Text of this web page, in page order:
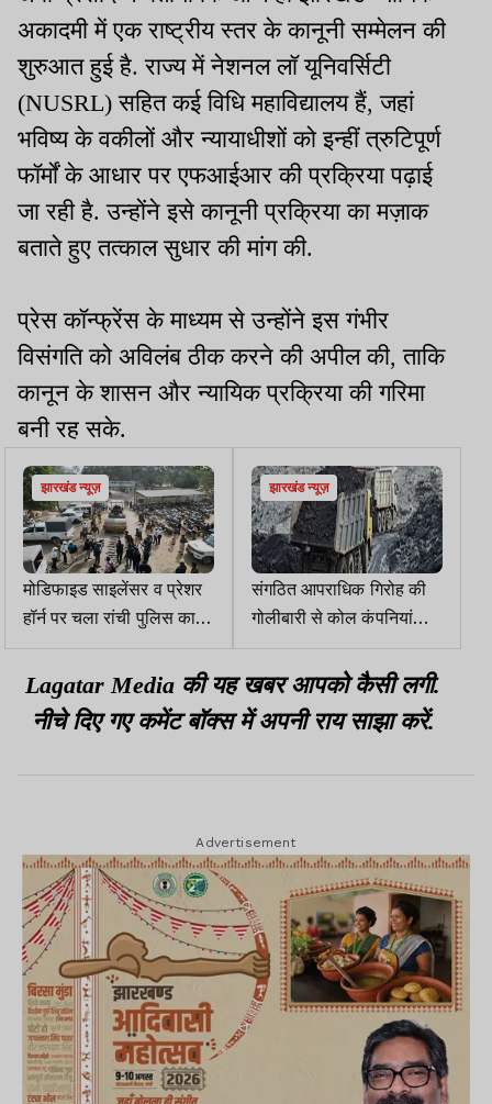
अकादमी में एक राष्ट्रीय स्तर के कानूनी सम्मेलन की
शुरुआत हुई है. राज्य में नेशनल लॉ यूनिवर्सिटी
(NUSRL) सहित कई विधि महाविद्यालय हैं, जहां
भविष्य के वकीलों और न्यायाधीशों को इन्हीं त्रुटिपूर्ण
फॉर्मों के आधार पर एफआईआर की प्रक्रिया पढ़ाई
जा रही है. उन्होंने इसे कानूनी प्रक्रिया का मज़ाक
बताते हुए तत्काल सुधार की मांग की.
प्रेस कॉन्फ्रेंस के माध्यम से उन्होंने इस गंभीर
विसंगति को अविलंब ठीक करने की अपील की, ताकि
कानून के शासन और न्यायिक प्रक्रिया की गरिमा
बनी रह सके.
झारखंड न्यूज़
मोडिफाइड साइलेंसर व प्रेशर
हॉर्न पर चला रांची पुलिस का
बुलडोजर, सभी को किया
डिस्ट्रॉय
झारखंड न्यूज़
संगठित आपराधिक गिरोह की
गोलीबारी से कोल कंपनियां
प्रभावित, कारोबारी दहशत में
Lagatar Media की यह खबर आपको कैसी लगी.
नीचे दिए गए कमेंट बॉक्स में अपनी राय साझा करें.
Advertisement